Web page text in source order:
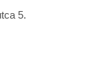
5.